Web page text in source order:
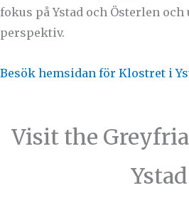
fokus på Ystad och Österlen
perspektiv.
Besök hemsidan för Klostret i
Visit the
Ystad